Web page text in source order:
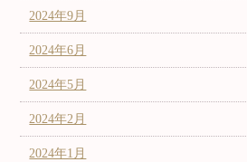
2024年9月
2024年6月
2024年5月
2024年2月
2024年1月